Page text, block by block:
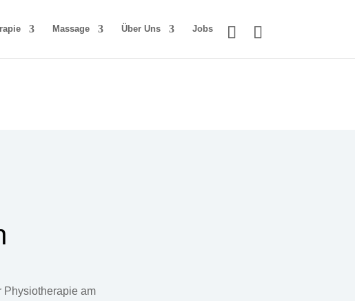
Massage Über Uns Jobs
Physiotherapie am